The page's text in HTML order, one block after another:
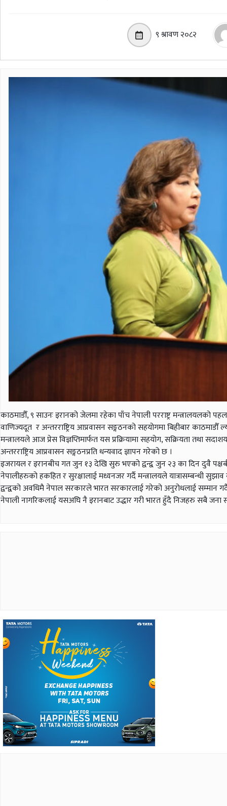
९ श्रावण २०८२
काठमाडौँ, ९ साउनः इरानको जेलमा रहेका पाँच नेपाली परराष्ट्र
वाणिज्यदूत र अन्तरराष्ट्रिय आप्रवासन सङ्गठनको सहयोगमा बिहीबार काठमाडौँ
मन्त्रालयले आज प्रेस विज्ञप्तिमार्फत यस प्रक्रियामा सहयोग, सक्रियता तथा
अन्तरराष्ट्रिय आप्रवासन सङ्गठनप्रति धन्यवाद ज्ञापन गरेको छ ।
इजरायल र इरानबीच गत जुन १३ देखि सुरु भएको द्वन्द्व जुन २३ का दिन दुवै
नेपालीहरुको हकहित र सुरक्षालाई मध्यनजर गर्दै मन्त्रालयले यात्रासम्बन्धी
द्वन्द्वको अवधिमै नेपाल सरकारले भारत सरकारलाई गरेको अनुरोधलाई सम्मान
नेपाली नागरिकलाई यसअघि नै इरानबाट उद्धार गरी भारत हुँदै निजहरु सबै